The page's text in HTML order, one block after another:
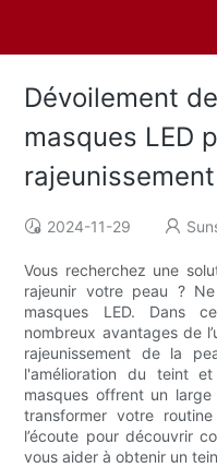
Dévoilement
masques LED
2024-11-29
Vous recherchez une
rajeunir votre peau ?
masques LED. Dans
nombreux avantages de
rajeunissement de la
l'amélioration du teint
masques offrent un
transformer votre
l’écoute pour découvrir
vous aider à obtenir un